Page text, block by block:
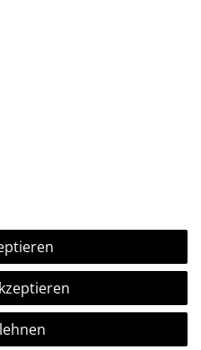
• Alle Rechte vorbehalten.